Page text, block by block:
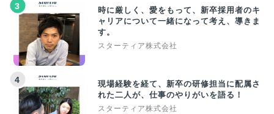
3
時に厳しく、愛をもって、新卒採用者のキ
ャリアについて一緒になって考え、導きま
す。
スターティア株式会社
4
現場経験を経て、新卒の研修担当に配属さ
れた二人が、仕事のやりがいを語る！
スターティア株式会社